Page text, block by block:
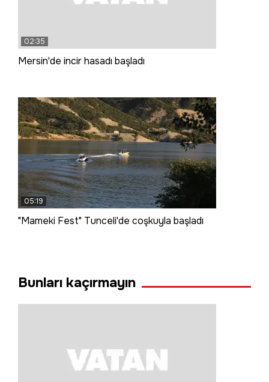
02:35
Mersin'de incir hasadı başladı
05:19
"Mameki Fest" Tunceli'de coşkuyla başladı
Bunları kaçırmayın